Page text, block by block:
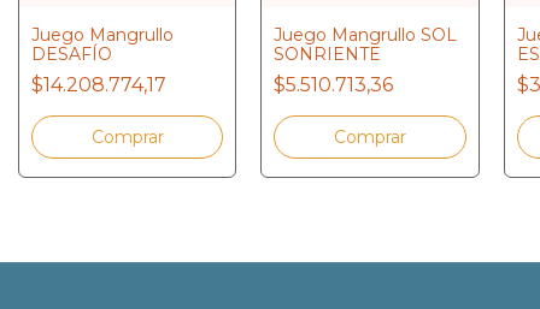
Juego Mangrullo
DESAFÍO
$14.208.774,17
Juego Mangrullo SOL
SONRIENTE
$5.510.713,36